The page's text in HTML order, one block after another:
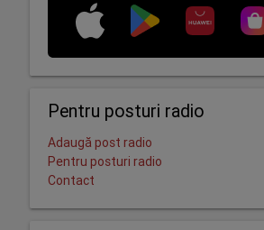
Pentru posturi radio
Adaugă post radio
Pentru posturi radio
Contact